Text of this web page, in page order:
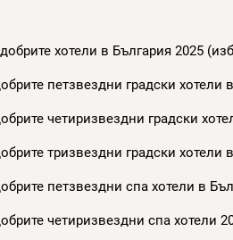
хотели в България 2025
петзвездни градски хотели
четиризвездни градски
тризвездни градски хотели
петзвездни спа хотели в
четиризвездни спа хотели